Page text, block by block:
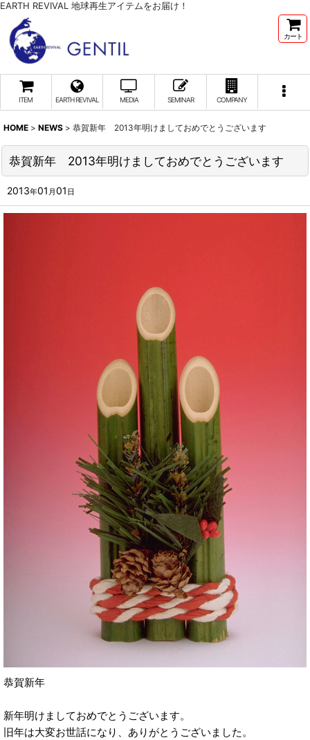
EARTH REVIVAL 地球再生アイテムをお届け！
カート
ITEM EARTH REVIVAL MEDIA SEMINAR COMPANY
HOME > NEWS > 恭賀新年 2013年明けましておめでとうございます
恭賀新年 2013年明けましておめでとうございます
2013年01 月 01 日
恭賀新年
新年明けましておめでとうございます。
旧年は大変お世話になり、ありがとうございました。